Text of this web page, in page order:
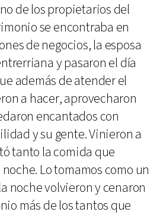
de los propietarios del
se encontraba en
de negocios, la esposa
y pasaron el día
además de atender el
a hacer, aprovecharon
encantados con
y su gente. Vinieron a
tanto la comida que
Lo tomamos como un
noche volvieron y cenaron
más de los tantos que